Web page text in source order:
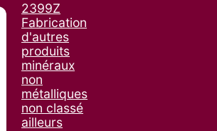
2399Z
Fabrication
d'autres
produits
minéraux
non
métalliques
non classé
ailleurs